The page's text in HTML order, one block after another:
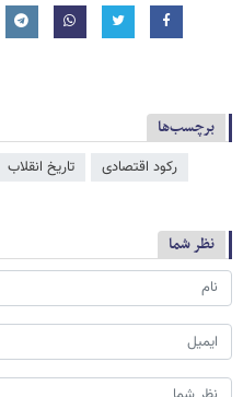
برچسب‌ها
رکود اقتصادی تاریخ انقلاب
نظر شما